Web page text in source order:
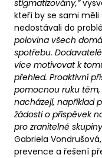
stigmatizovány,”
kteří by se sami měli
nedostávali do
polovina všech
spotřebu.
více motivovat k
přehled. Proaktivní
pomocnou ruku
nacházejí, například
žádosti o příspěvek
pro zranitelné
Gabriela
prevence a řešení